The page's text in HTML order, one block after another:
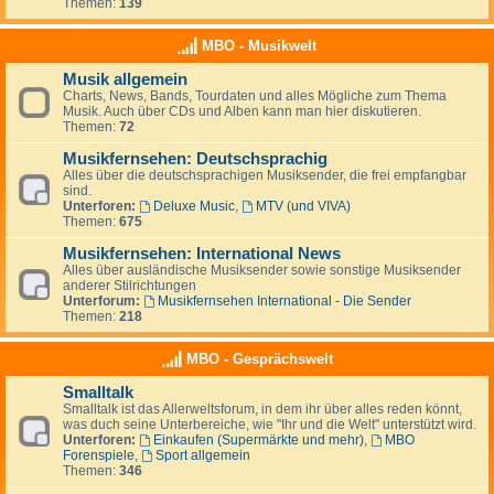
Themen: 139
MBO - Musikwelt
Musik allgemein
Charts, News, Bands, Tourdaten und alles Mögliche zum Thema
Musik. Auch über CDs und Alben kann man hier diskutieren.
Themen: 72
Musikfernsehen: Deutschsprachig
Alles über die deutschsprachigen Musiksender, die frei empfangbar
sind.
Unterforen:
Deluxe Music,
MTV (und VIVA)
Themen: 675
Musikfernsehen: International News
Alles über ausländische Musiksender sowie sonstige Musiksender
anderer Stilrichtungen
Unterforum:
Musikfernsehen International - Die Sender
Themen: 218
MBO - Gesprächswelt
Smalltalk
Smalltalk ist das Allerweltsforum, in dem ihr über alles reden könnt,
was duch seine Unterbereiche, wie "Ihr und die Welt" unterstützt wird.
Unterforen:
Einkaufen (Supermärkte und mehr),
MBO
Forenspiele
Sport allgemein
Themen: 346